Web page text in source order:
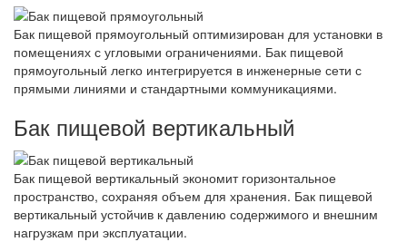
Бак пищевой прямоугольный оптимизирован для установки в
помещениях с угловыми ограничениями. Бак пищевой
прямоугольный легко интегрируется в инженерные сети с
прямыми линиями и стандартными коммуникациями.
Бак пищевой вертикальный
Бак пищевой вертикальный экономит горизонтальное
пространство, сохраняя объем для хранения. Бак пищевой
вертикальный устойчив к давлению содержимого и внешним
нагрузкам при эксплуатации.